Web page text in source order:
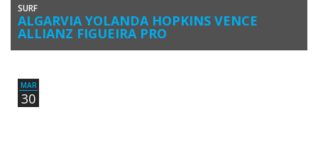
SURF
ALGARVIA YOLANDA HOPKINS VENCE
ALLIANZ FIGUEIRA PRO
“Amigas, amigas negócios à parte”. Yolanda Hopkins (Clube Naval de
MAR
30